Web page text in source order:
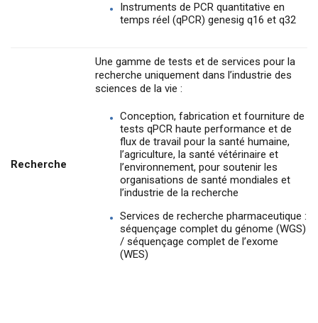
Instruments de PCR quantitative en
temps réel (qPCR) genesig q16 et q32
Recherche
Une gamme de tests et de services pour la
recherche uniquement dans l’industrie des
sciences de la vie :
Conception, fabrication et fourniture de
tests qPCR haute performance et de
flux de travail pour la santé humaine,
l’agriculture, la santé vétérinaire et
l’environnement, pour soutenir les
organisations de santé mondiales et
l’industrie de la recherche
Services de recherche pharmaceutique :
séquençage complet du génome (WGS)
/ séquençage complet de l’exome
(WES)